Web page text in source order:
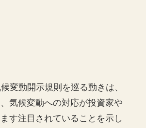
変動開示規則を巡る動きは、
気候変動への対応が投資家や
す注目されていることを示し